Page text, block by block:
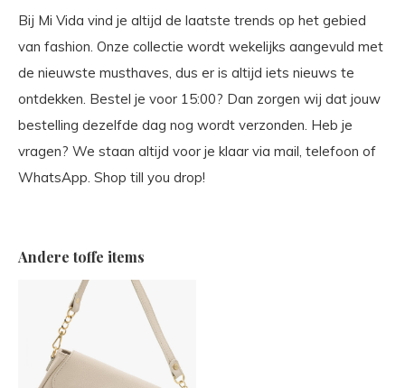
Bij Mi Vida vind je altijd de laatste trends op het gebied
van fashion. Onze collectie wordt wekelijks aangevuld met
de nieuwste musthaves, dus er is altijd iets nieuws te
ontdekken. Bestel je voor 15:00? Dan zorgen wij dat jouw
bestelling dezelfde dag nog wordt verzonden. Heb je
vragen? We staan altijd voor je klaar via mail, telefoon of
WhatsApp. Shop till you drop!
Andere toffe items